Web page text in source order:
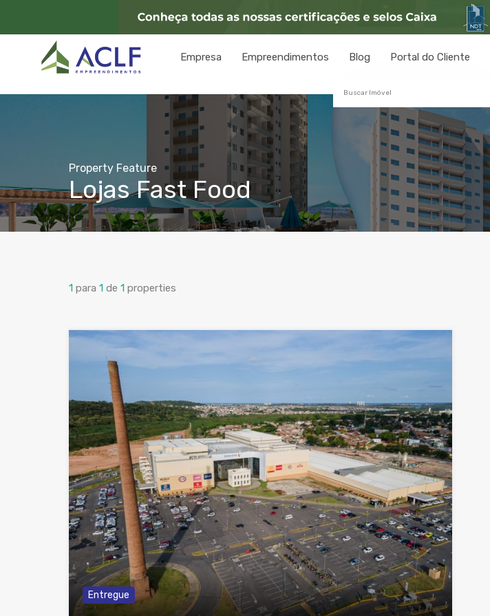
Empresa Empreendimentos Blog Portal do Cliente
Buscar Imóvel
Property Feature
Lojas Fast Food
1 para 1 de 1 properties
Entregue